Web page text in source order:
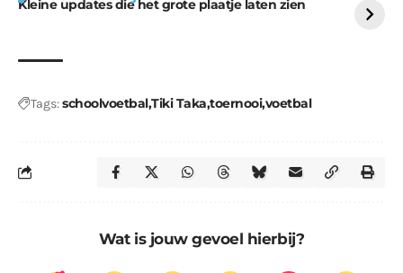
Kleine updates die het grote plaatje laten zien
Tags:schoolvoetbalTiki Taka toernooivoetbal
Wat is jouw gevoel hierbij?